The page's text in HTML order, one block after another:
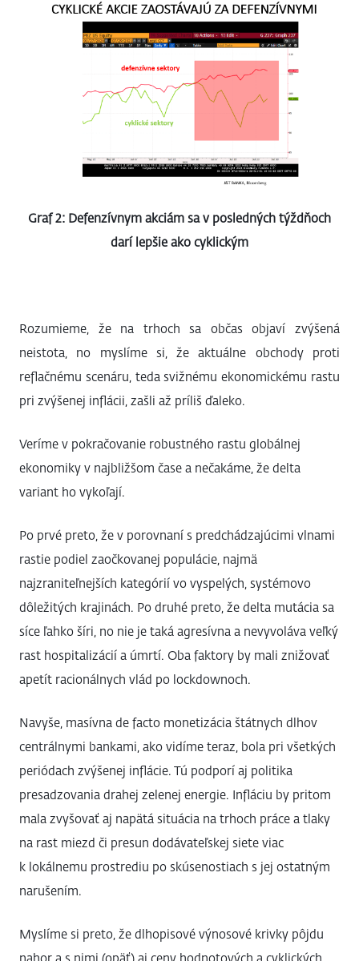
Graf 2: Defenzívnym akciám sa v posledných týždňoch
darí lepšie ako cyklickým
Rozumieme, že na trhoch sa občas objaví zvýšená
neistota, no myslíme si, že aktuálne obchody proti
reflačnému scenáru, teda svižnému ekonomickému rastu
pri zvýšenej inflácii, zašli až príliš ďaleko.
Veríme v pokračovanie robustného rastu globálnej
ekonomiky v najbližšom čase a nečakáme, že delta
variant ho vykoľají.
Po prvé preto, že v porovnaní s predchádzajúcimi vlnami
rastie podiel zaočkovanej populácie, najmä
najzraniteľnejších kategórií vo vyspelých, systémovo
dôležitých krajinách. Po druhé preto, že delta mutácia sa
síce ľahko šíri, no nie je taká agresívna a nevyvoláva veľký
rast hospitalizácií a úmrtí. Oba faktory by mali znižovať
apetít racionálnych vlád po lockdownoch.
Navyše, masívna de facto monetizácia štátnych dlhov
centrálnymi bankami, ako vidíme teraz, bola pri všetkých
periódach zvýšenej inflácie. Tú podporí aj politika
presadzovania drahej zelenej energie. Infláciu by pritom
mala zvyšovať aj napätá situácia na trhoch práce a tlaky
na rast miezd či presun dodávateľskej siete viac
k lokálnemu prostrediu po skúsenostiach s jej ostatným
narušením.
Myslíme si preto, že dlhopisové výnosové krivky pôjdu